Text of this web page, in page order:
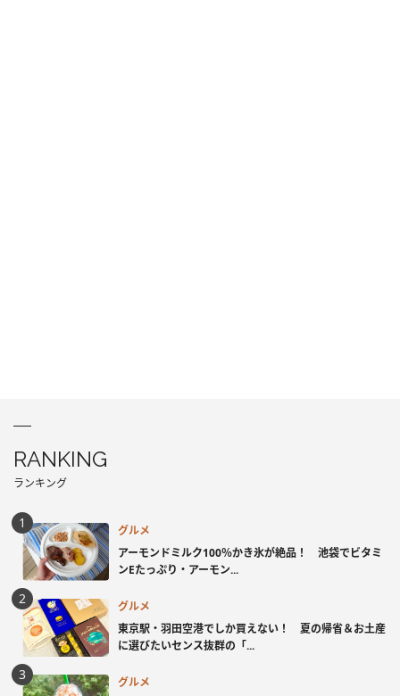
RANKING
ランキング
グルメ
アーモンドミルク100％かき氷が絶品！ 池袋でビタミ
ンEたっぷり・アーモン...
グルメ
東京駅・羽田空港でしか買えない！ 夏の帰省＆お土産
に選びたいセンス抜群の「...
グルメ